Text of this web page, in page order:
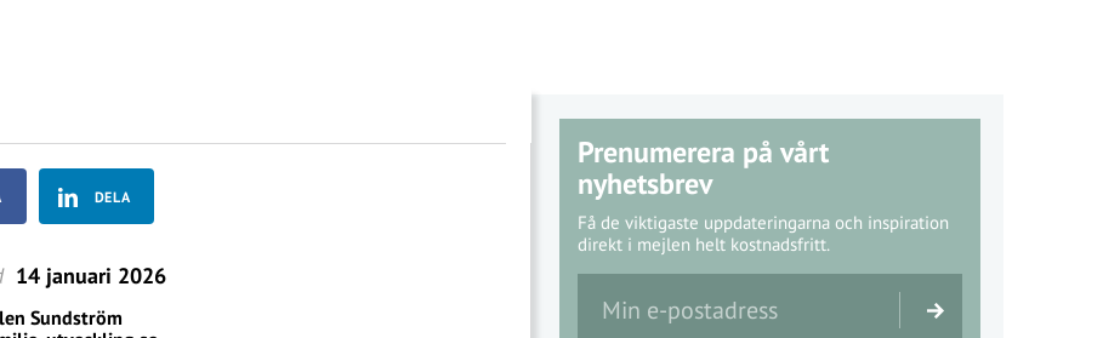
DELA
14 januari 2026
Sundström
Prenumerera på vårt
nyhetsbrev
Få de viktigaste uppdateringarna och inspiration
direkt i mejlen helt kostnadsfritt.